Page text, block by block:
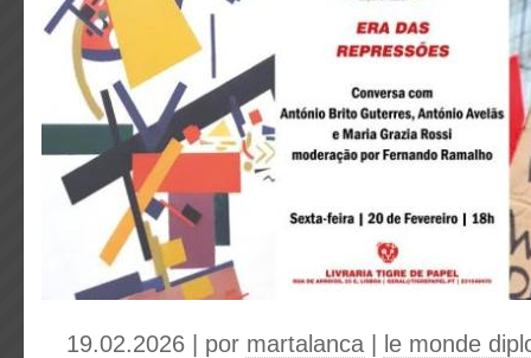
19.02.2026 | por martalanca le monde